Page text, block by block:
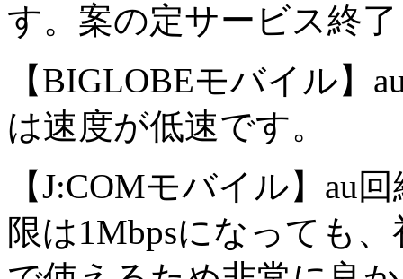
す。案の定サービス終
【BIGLOBEモバイル】
は速度が低速です。
【J:COMモバイル】au
限は1Mbpsになっても